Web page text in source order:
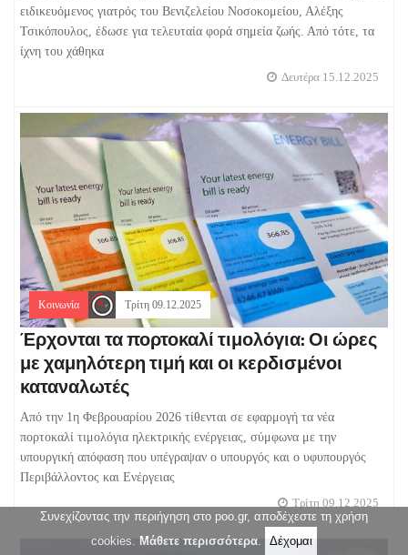
ειδικευόμενος γιατρός του Βενιζελείου Νοσοκομείου, Αλέξης
Τσικόπουλος, έδωσε για τελευταία φορά σημεία ζωής. Από τότε, τα
ίχνη του χάθηκα
Δευτέρα 15.12.2025
Κοινωνία Τρίτη 09.12.2025
Έρχονται τα πορτοκαλί τιμολόγια: Οι ώρες
με χαμηλότερη τιμή και οι κερδισμένοι
καταναλωτές
Από την 1η Φεβρουαρίου 2026 τίθενται σε εφαρμογή τα νέα
πορτοκαλί τιμολόγια ηλεκτρικής ενέργειας, σύμφωνα με την
υπουργική απόφαση που υπέγραψαν ο υπουργός και ο υφυπουργός
Περιβάλλοντος και Ενέργειας
Τρίτη 09.12.2025
Συνεχίζοντας την περιήγηση στο poo.gr, αποδέχεστε τη χρήση
cookies. Μάθετε περισσότερα.